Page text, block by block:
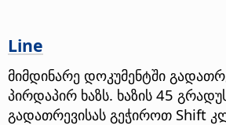
Line
მიმდინარე დოკუმენტში
პირდაპირ ხაზს. ხაზის 45
გადათრევისას გეჭიროთ Shift